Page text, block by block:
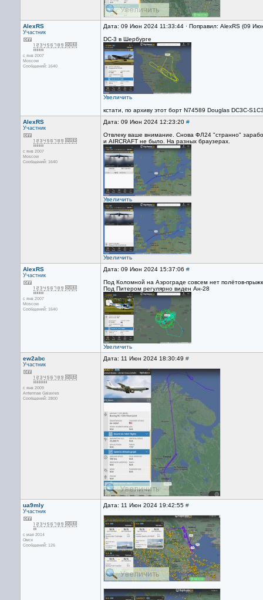
AlexRS
Участник
с янв 2007
Moscow
Сообщений: 1640
Дата: 09 Июн 2024 11:33:44 · Поправил: AlexRS (09
DC-3 в Шербурге
Увеличить
кстати, по архиву этот борт N74589 Douglas DC3C-
AlexRS
Участник
с янв 2007
Moscow
Сообщений: 1640
Дата: 09 Июн 2024 12:23:20 #
Отвлеку ваше внимание. Снова ФЛ24 "странно"
и AIRCRAFT не было. На разных браузерах.
Увеличить
Увеличить
AlexRS
Участник
с янв 2007
Moscow
Сообщений: 1640
Дата: 09 Июн 2024 15:37:06 #
Под Коломной на Аэрограде совсем нет полётов-
Под Питером регулярно виден Ан-28
Увеличить
ew2abc
Участник
с янв 2009
Antennae Galaxies
Сообщений: 2800
Дата: 11 Июн 2024 18:30:49 #
ua9mly
Участник
с мая 2014
Омск
Сообщений: 126
Дата: 11 Июн 2024 19:42:55 #